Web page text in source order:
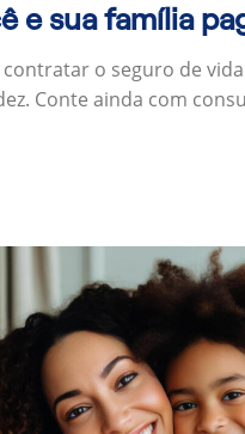
e sua família
o seguro de
Conte ainda com